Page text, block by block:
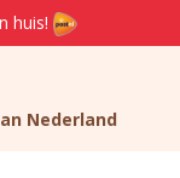
huis!
Nederland